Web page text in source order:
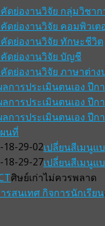
ดย่องานวิจัย กลุ่มวิชาก
ดย่องานวิจัย คอมพิวเต
ดย่องานวิจัย ทักษะชีวิต
ดย่องานวิจัย บัญชี
ดย่องานวิจัย ภาษาต่าง
ลการประเมินตนเอง ปีก
ลการประเมินตนเอง ปีก
ลการประเมินตนเอง ปีก
นที่
เปลี่ยนสีเมนูแ
เปลี่ยนสีเมนูแ
ศิษย์เก่าไม่ควรพลาด
รสนเทศ กิจการนักเรียน